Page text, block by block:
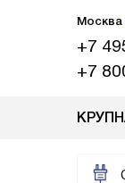
Москва
+7
+7